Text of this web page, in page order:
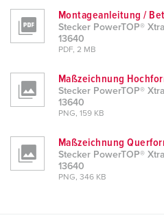
Montageanleitung /
Stecker PowerTOP®
13640
PDF, 2 MB
Maßzeichnung
Stecker PowerTOP®
13640
PNG, 159 KB
Maßzeichnung
Stecker PowerTOP®
13640
PNG, 346 KB